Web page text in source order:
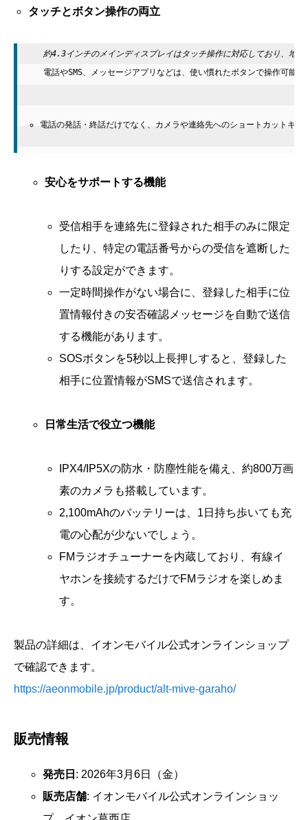
タッチとボタン操作の両立
電話やSMS、メッセージアプリなどは、使い慣れたボタンで操作可能で
電話の発話・終話だけでなく、カメラや連絡先へのショートカットキ
安心をサポートする機能
受信相手を連絡先に登録された相手のみに限定
したり、特定の電話番号からの受信を遮断した
りする設定ができます。
一定時間操作がない場合に、登録した相手に位
置情報付きの安否確認メッセージを自動で送信
する機能があります。
SOSボタンを5秒以上長押しすると、登録した
相手に位置情報がSMSで送信されます。
日常生活で役立つ機能
IPX4/IP5Xの防水・防塵性能を備え、約800万画
素のカメラも搭載しています。
2,100mAhのバッテリーは、1日持ち歩いても充
電の心配が少ないでしょう。
FMラジオチューナーを内蔵しており、有線イ
ヤホンを接続するだけでFMラジオを楽しめま
す。
製品の詳細は、イオンモバイル公式オンラインショップ
で確認できます。
https://aeonmobile.jp/product/alt-mive-garaho/
販売情報
発売日 : 2026年3月6日（金）
販売店舗: イオンモバイル公式オンラインショッ